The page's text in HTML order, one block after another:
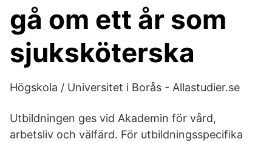
gå om ett år som
sjuksköterska
Högskola / Universitet i Borås - Allastudier.se
Utbildningen ges vid Akademin för vård,
arbetsliv och välfärd. För utbildningsspecifika